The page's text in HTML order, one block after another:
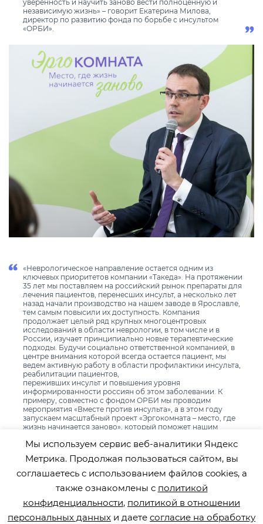
уверенность и научить заново вести полноценную и
независимую жизнь» – говорит Екатерина Милова,
директор по развитию фонда по борьбе с инсультом
«ОРБИ».
«Неврологическое направление остается одним из
ключевых приоритетов компании «Такеда». На протяжении
35 лет мы поставляем на российский рынок препараты для
лечения пациентов, перенесших инсульт, а несколько лет
назад начали производство на нашем заводе в Ярославле,
тем самым повысили их доступность. Компания
продолжает целый ряд крупных многоцентровых
исследований в области неврологии, в том числе и в
России, изучает принципиально новые терапевтические
подходы. Будучи социально ответственной компанией, в
центре внимания которой всегда остается пациент, мы
ведем активную работу в области профилактики инсульта,
реабилитации пациентов,
переживших инсульт и повышения уровня
информированности россиян об этом заболевании. К
примеру, совместно с фондом ОРБИ мы проводим
мероприятия «Вместе против инсульта», а в этом году
запускаем масштабный проект «Эргокомната – место, где
жизнь начинается заново», который поможет нашим
Мы уверены, многих последствий инсульта можно
избежать, если вовремя начать реабилитацию,
соответствующую международным стандартам», – сказал
Дмитрий Колода, медицинский директор компании
Мы используем сервис веб-аналитики Яндекс
Метрика. Продолжая пользоваться сайтом, вы
соглашаетесь с использованием файлов cookies, а
также ознакомлены с политикой
конфиденциальности, политикой в отношении
персональных данных и даете согласие на обработку